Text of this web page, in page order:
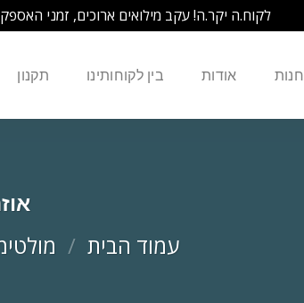
לקוח.ה יקר.ה! עקב מילואים ארוכים, זמני
חנות אודות בין לקוחותינו תקנון
עמוד הבית /